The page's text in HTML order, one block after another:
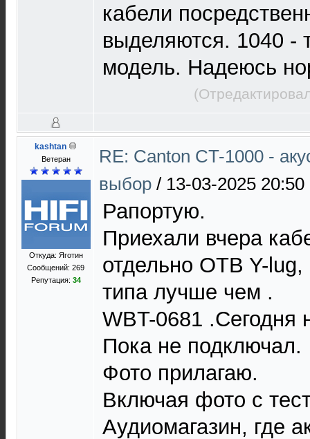
кабели
выделяются. 1040 -
модель. Надеюсь
kashtan
Ветеран
Откуда: Яготин
Сообщений: 269
Репутация: 34
RE: Canton CT-1000 -
выбор / 13-03-2025 20:50
Рапортую.
Приехали вчера
отдельно OTB Y-
типа лучше чем .
WBT-0681 .Сегодня
Пока не подключал.
Фото прилагаю.
Включая фото с
Аудиомагазин, где